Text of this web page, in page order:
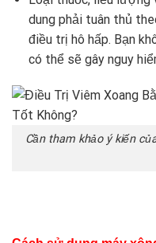
dung phải tuân thủ
điều trị hô hấp. Bạn
có thể sẽ gây nguy
Cần tham khảo ý kiến